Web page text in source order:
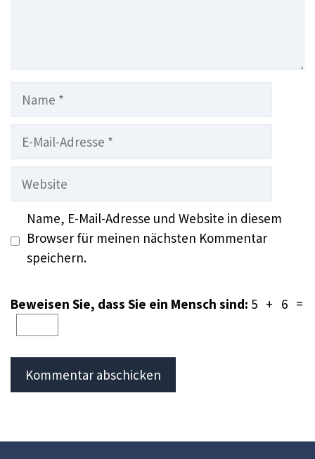
Name
Website
Name, E-Mail-Adresse und Website in diesem
Browser für meinen nächsten Kommentar
speichern.
Beweisen Sie, dass Sie ein Mensch sind: 5 + 6 =